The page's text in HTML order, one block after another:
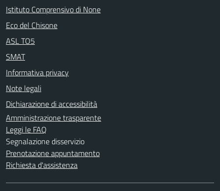
Istituto Comprensivo di None
Eco del Chisone
ASL TO5
SMAT
Informativa privacy
Note legali
Dichiarazione di accessibilità
Amministrazione trasparente
Leggi le FAQ
Segnalazione disservizio
Prenotazione appuntamento
Richiesta d'assistenza